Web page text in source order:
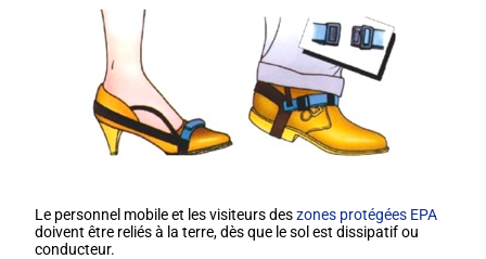
Le personnel mobile et les visiteurs deszones protégées EPA
doivent être reliés à la terre, dès que le sol est dissipatif ou
conducteur.